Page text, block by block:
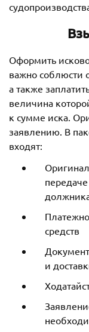
Оформить
важно соблюсти
а также
величина
к сумме иска.
заявлению. В
входят:
средств
и